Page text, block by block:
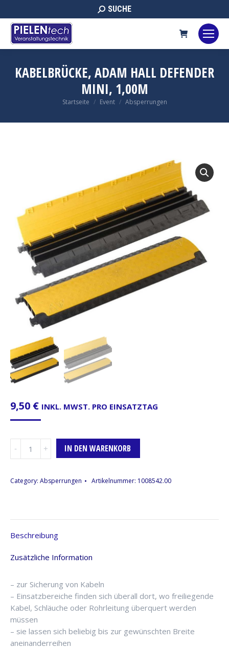
Search:
SUCHE
KABELBRÜCKE, ADAM HALL DEFENDER
MINI, 1,00M
Sie befinden sich hier:
Startseite Event Absperrungen
9,50 € INKL. MWST. PRO EINSATZTAG
Defender
IN DEN WARENKORB
Category: Absperrungen Artikelnummer: 1008542.00
Beschreibung
Zusätzliche Information
– zur Sicherung von Kabeln
– Einsatzbereiche finden sich überall dort, wo freiliegende
Kabel, Schläuche oder Rohrleitung überquert werden
müssen
– sie lassen sich beliebig bis zur gewünschten Breite
aneinanderreihen